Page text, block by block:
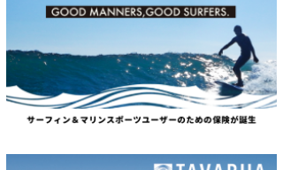
予報士 hiro.
Mr.K
chappy
Romisea